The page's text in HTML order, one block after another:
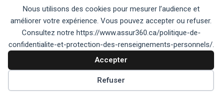
Nous utilisons des cookies pour mesurer l’audience et
améliorer votre expérience. Vous pouvez accepter ou refuser.
Consultez notre https://www.assur360.ca/politique-de-
confidentialite-et-protection-des-renseignements-personnels/.
Accepter
Refuser
Préférences des témoins
Protegez votre VR au
meilleur prix
Les courtiers de nos cabinets partenaires certifies
AMF comparent plusieurs assureurs pour vous
trouver la meilleure couverture pour votre vehicule